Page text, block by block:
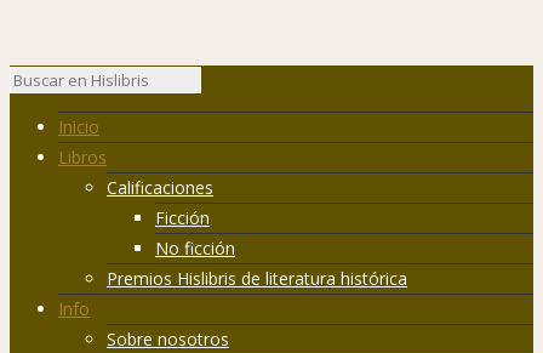
Inicio
Libros
Calificaciones
Ficción
No ficción
Premios Hislibris de literatura histórica
Info
Sobre nosotros